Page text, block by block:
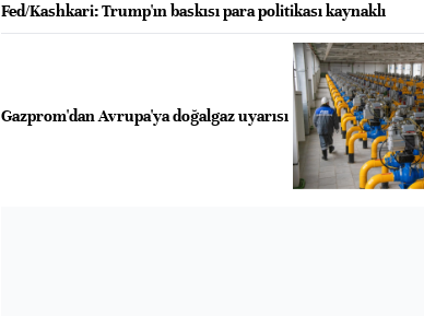
Fed/Kashkari: Trump'ın baskısı para politikası kaynaklı
Gazprom'dan Avrupa'ya doğalgaz uyarısı